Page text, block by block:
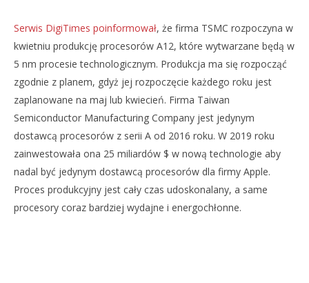
NOW VIEWING
TSMC ROZPOCZĄŁ PRODUKCJĘ PROCESORÓW DO
IPHONE’ÓW W 2020 ROKU
Serwis DigiTimes poinformował, że firma TSMC rozpoczyna w
kwietniu produkcję procesorów A12, które wytwarzane będą w
5 nm procesie technologicznym. Produkcja ma się rozpocząć
zgodnie z planem, gdyż jej rozpoczęcie każdego roku jest
zaplanowane na maj lub kwiecień. Firma Taiwan
Semiconductor Manufacturing Company jest jedynym
dostawcą procesorów z serii A od 2016 roku. W 2019 roku
zainwestowała ona 25 miliardów $ w nową technologie aby
nadal być jedynym dostawcą procesorów dla firmy Apple.
Proces produkcyjny jest cały czas udoskonalany, a same
procesory coraz bardziej wydajne i energochłonne.